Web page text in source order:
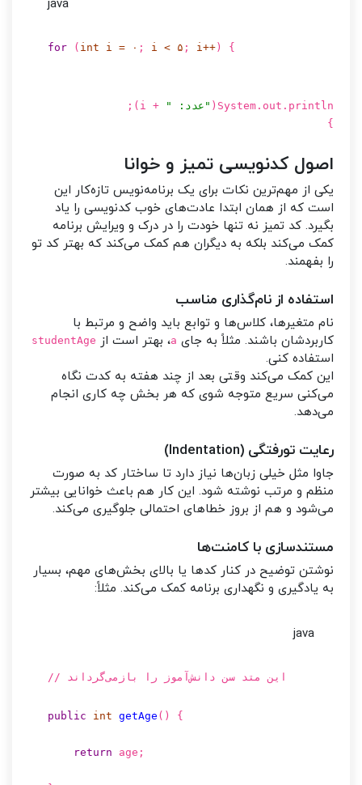
java
for ( int i = ۰ ; i < ۵ ; i++ ) {
System.out.println( "عدد: "
+ i);
}
اصول کدنویسی تمیز و خوانا
یکی از مهم‌ترین نکات برای یک برنامه‌نویس تازه‌کار این
است که از همان ابتدا عادت‌های خوب کدنویسی را یاد
بگیرد. کد تمیز نه تنها خودت را در درک و ویرایش برنامه
کمک می‌کند بلکه به دیگران هم کمک می‌کند که بهتر کد تو
را بفهمند.
استفاده از نام‌گذاری مناسب
نام متغیرها، کلاس‌ها و توابع باید واضح و مرتبط با
کاربردشان باشند. مثلاً به جای a، بهتر است از studentAge
استفاده کنی.
این کمک می‌کند وقتی بعد از چند هفته به کدت نگاه
می‌کنی سریع متوجه شوی که هر بخش چه کاری انجام
می‌دهد.
رعایت تورفتگی (Indentation)
جاوا مثل خیلی زبان‌ها نیاز دارد تا ساختار کد به صورت
منظم و مرتب نوشته شود. این کار هم باعث خوانایی بیشتر
می‌شود و هم از بروز خطاهای احتمالی جلوگیری می‌کند.
مستندسازی با کامنت‌ها
نوشتن توضیح در کنار کدها یا بالای بخش‌های مهم، بسیار
به یادگیری و نگهداری برنامه کمک می‌کند. مثلاً:
java
// این متد سن دانش‌آموز را بازمی‌گرداند
public int getAge () {
return age;